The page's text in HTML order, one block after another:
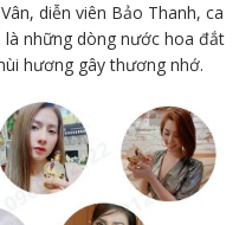
diễn viên Bảo Thanh, ca
những dòng nước hoa đắt
hương gây thương nhớ.